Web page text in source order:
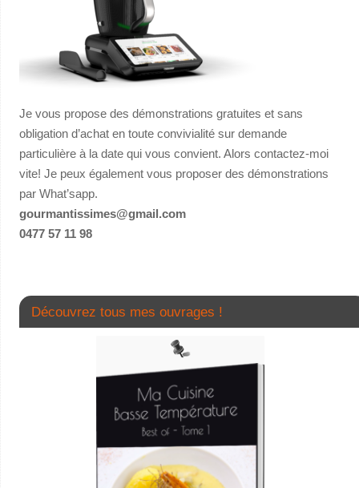
Je vous propose des démonstrations gratuites et sans
obligation d’achat en toute convivialité sur demande
particulière à la date qui vous convient. Alors contactez-moi
vite! Je peux également vous proposer des démonstrations
par What’sapp.
gourmantissimes@gmail.com
0477 57 11 98
Découvrez tous mes ouvrages !